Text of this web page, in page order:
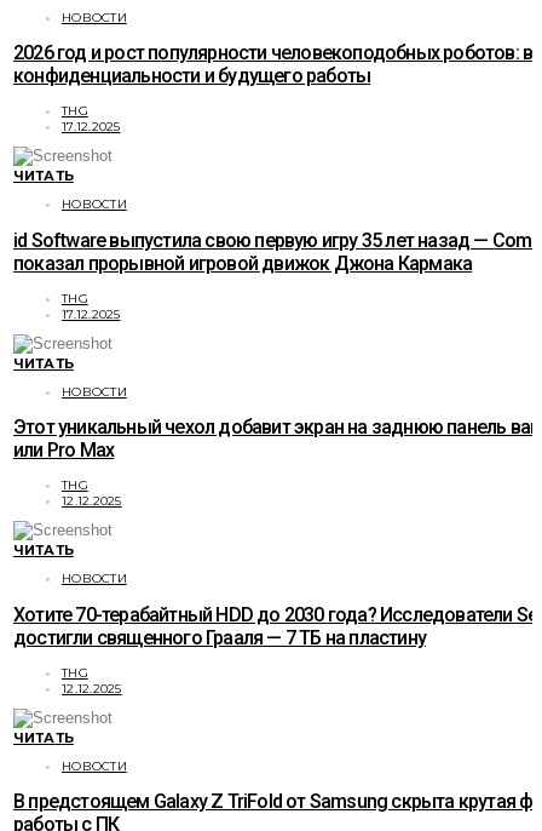
НОВОСТИ
2026 год и рост популярности человекоподобных роботов:
конфиденциальности и будущего работы
THG
17.12.2025
ЧИТАТЬ
НОВОСТИ
id Software выпустила свою первую игру 35 лет назад —
показал прорывной игровой движок Джона Кармака
THG
17.12.2025
ЧИТАТЬ
НОВОСТИ
Этот уникальный чехол добавит экран на заднюю панель
или Pro Max
THG
12.12.2025
ЧИТАТЬ
НОВОСТИ
Хотите 70-терабайтный HDD до 2030 года? Исследователи
достигли священного Грааля — 7 ТБ на пластину
THG
12.12.2025
ЧИТАТЬ
НОВОСТИ
В предстоящем Galaxy Z TriFold от Samsung скрыта крутая
работы с ПК